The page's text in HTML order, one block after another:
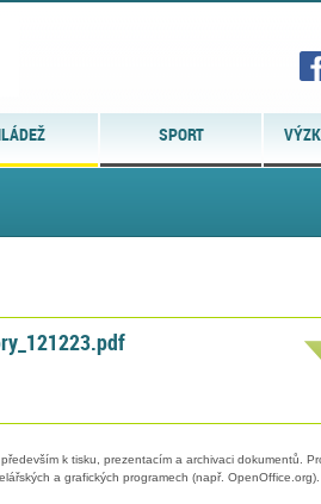
SPORT
k tisku, prezentacím a archivaci dokumentů.
a grafických programech (např. OpenOffice.org).